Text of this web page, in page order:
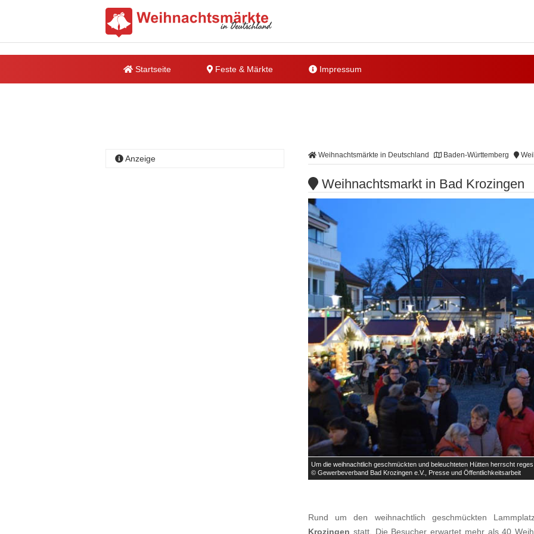
Startseite Feste & Märkte Impressum
Weihnachtsmärkte in Deutschland Baden-Württemberg
Weihnachtsmarkt in Bad Krozingen
Um die weihnachtlich geschmückten und beleuchteten Hütten herrscht
© Gewerbeverband Bad Krozingen e.V., Presse und Öffentlichkeitsarbeit

Rund um den weihnachtlich geschmückten
Krozingen statt. Die Besucher erwartet mehr als 40
Anzeige